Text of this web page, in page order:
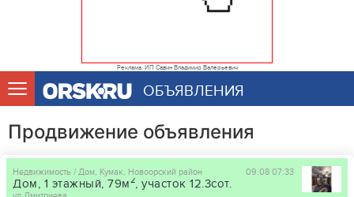
Реклама. ИП Савин Владимир Валерьевич
ОБЪЯВЛЕНИЯ
Продвижение объявления
09.08 07:33
Недвижимость / Дом, Кумак, Новоорский район
Дом, 1 этажный, 79м2, участок 12.3сот.